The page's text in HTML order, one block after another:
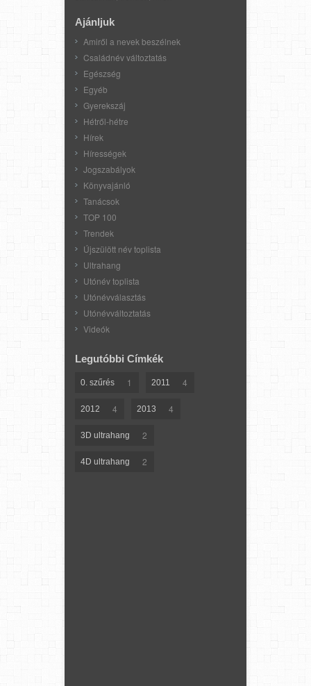
Ajánljuk
Amiről a nevek beszélnek
Családnév változtatás
Egészség
Egyéb
Gyerekszáj
Hétről-hétre
Hírek
Hírességek
Jogszabályok
Könyvajánló
Tanácsok
TOP 100
Trendek
Újszülött név toplista
Ultrahang
Utónév toplista
Utónévválasztás
Utónévváltoztatás
Videók
Legutóbbi Címkék
0. szűrés 1 2011 4
2012 4 2013 4
3D ultrahang 2
4D ultrahang 2